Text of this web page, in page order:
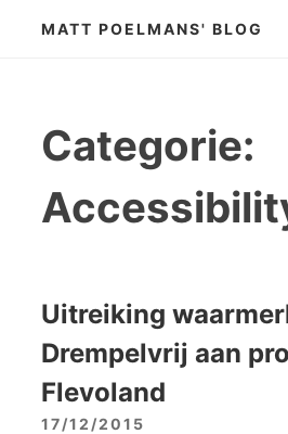
MATT POELMANS' BLOG
Categorie:
Uitreiking
Drempelvrij aan
Flevoland
17/12/2015